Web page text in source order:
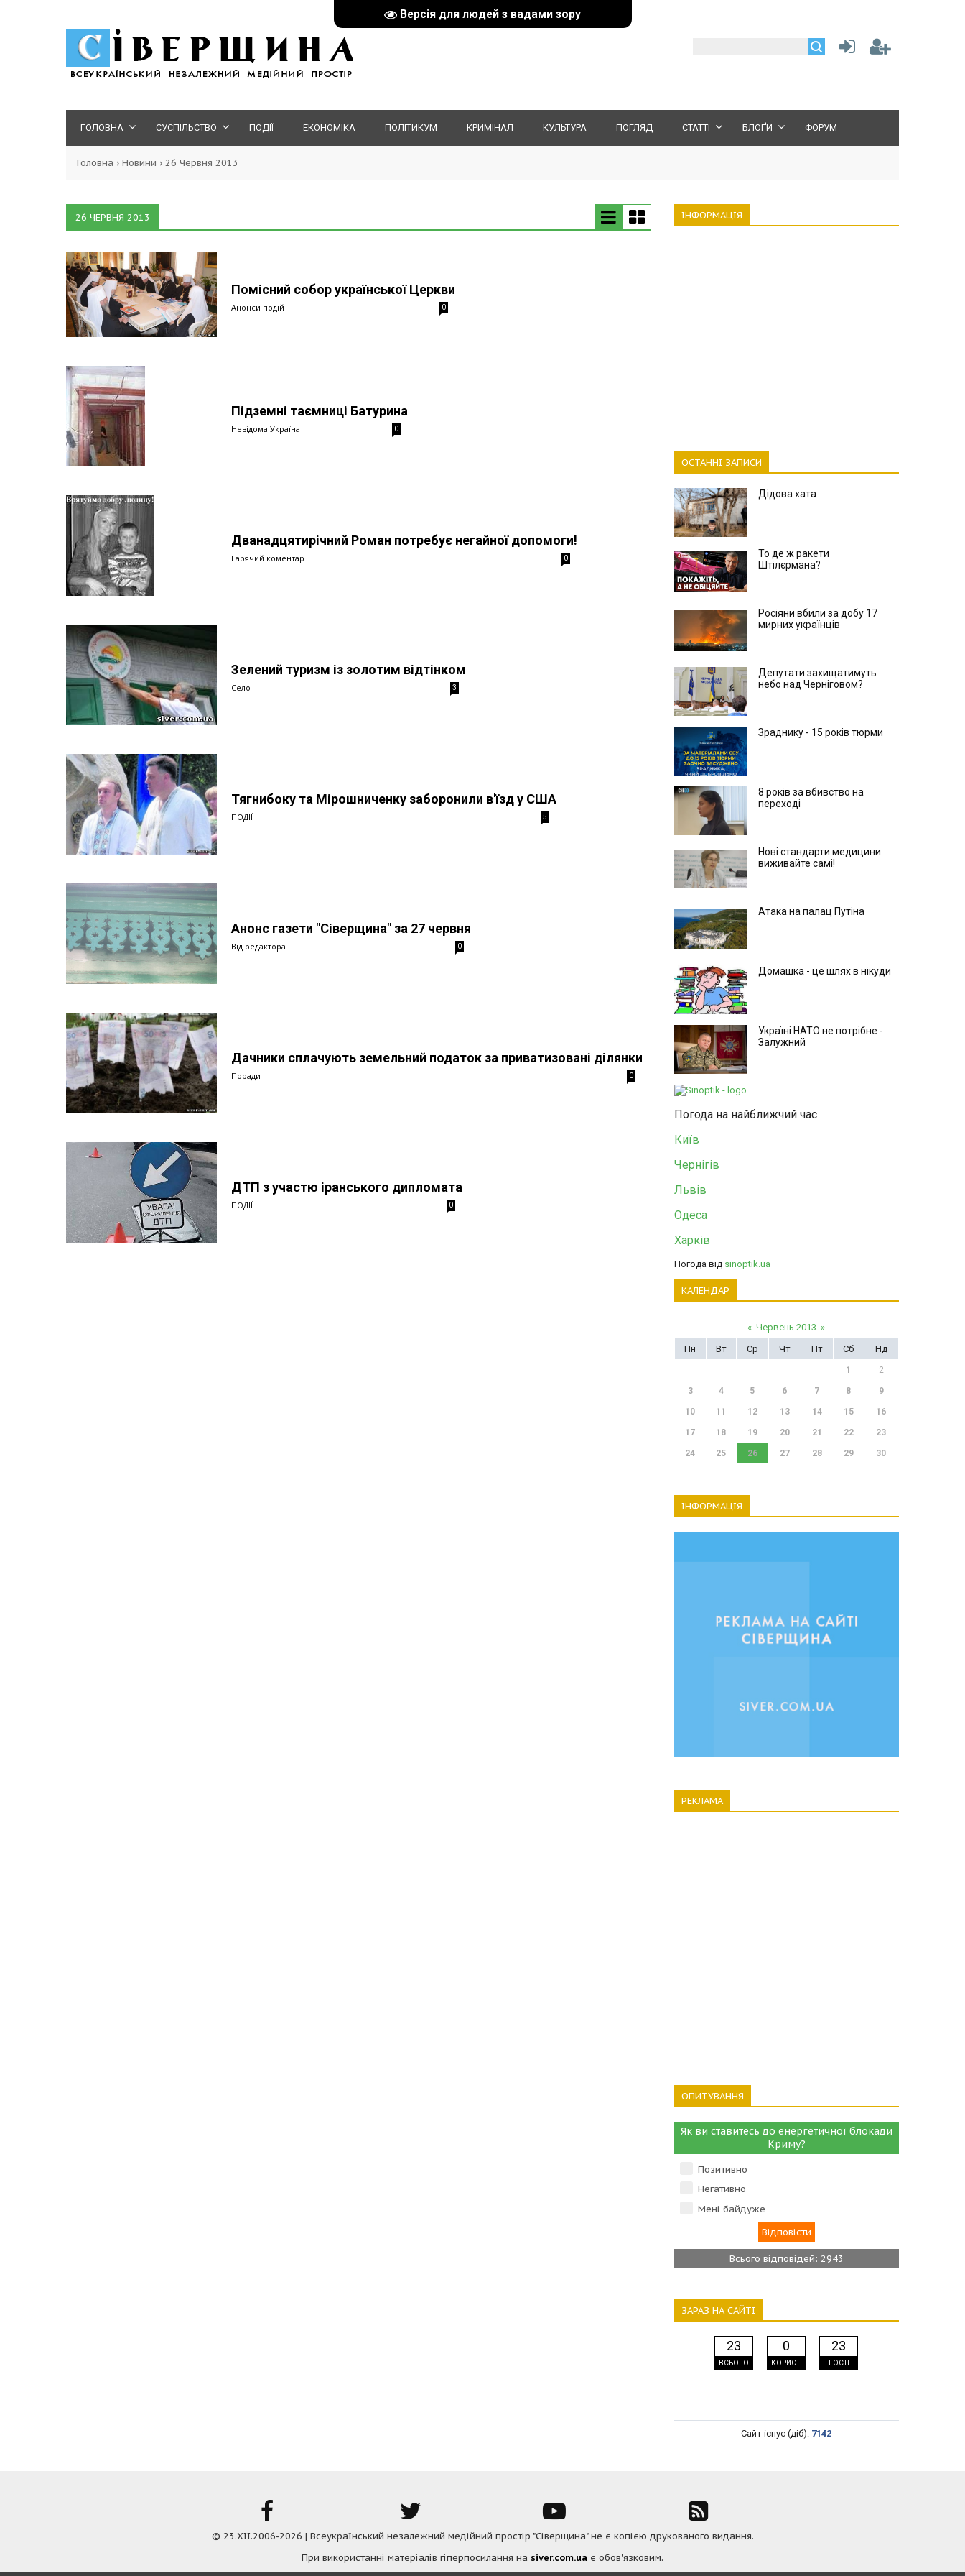
Версія для людей з вадами зору
ГОЛОВНА СУСПІЛЬСТВО ПОДІЇ ЕКОНОМІКА ПОЛІТИКУМ КРИМІНАЛ КУЛЬТУРА ПОГЛЯД СТАТТІ БЛОҐИ ФОРУМ
Головна › Новини › 26 Червня 2013
26 ЧЕРВНЯ 2013
Помісний собор української Церкви
Анонси подій 0
Підземні таємниці Батурина
Невідома Україна 0
Дванадцятирічний Роман потребує негайної допомоги!
Гарячий коментар 0
Зелений туризм із золотим відтінком
Село 3
Тягнибоку та Мірошниченку заборонили в'їзд у США
ПОДІЇ 5
Анонс газети "Сіверщина" за 27 червня
Від редактора 0
Дачники сплачують земельний податок за приватизовані ділянки
Поради 0
ДТП з участю іранського дипломата
ПОДІЇ 0
ІНФОРМАЦІЯ
ОСТАННІ ЗАПИСИ
Дідова хата
То де ж ракети
Штілєрмана?
Росіяни вбили за добу 17
мирних українців
Депутати захищатимуть
небо над Черніговом?
Зраднику - 15 років тюрми
8 років за вбивство на
переході
Нові стандарти медицини:
виживайте самі!
Атака на палац Путіна
Домашка - це шлях в нікуди
Україні НАТО не потрібне -
Залужний
Погода на найближчий час
Київ
Чернігів
Львів
Одеса
Харків
Погода від sinoptik.ua
КАЛЕНДАР
« Червень 2013 »
Пн
Вт Ср Чт Пт Сб Нд
1 2
3 4 5 6 7 8 9
10 11 12 13 14 15 16
17 18 19 20 21 22 23
24 25 26 27 28 29 30
ІНФОРМАЦІЯ
РЕКЛАМА
ОПИТУВАННЯ
Як ви ставитесь до енергетичної блокади
Криму?
Позитивно
Негативно
Мені байдуже
Всього відповідей: 2943
ЗАРАЗ НА САЙТІ
23
ВСЬОГО
0
КОРИСТ.
23
ГОСТІ
Сайт існує (діб): 7142
© 23.XII.2006-2026 | Всеукраїнський незалежний медійний простір "Сіверщина" не є копією друкованого видання.
При використанні матеріалів гіперпосилання на siver.com.ua є обов'язковим.